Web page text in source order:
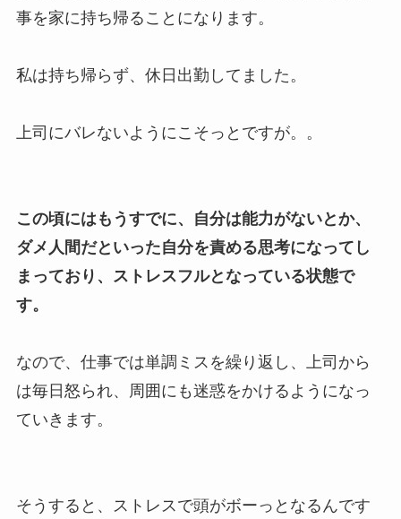
事を家に持ち帰ることになります。
私は持ち帰らず、休日出勤してました。
上司にバレないようにこそっとですが。。
この頃にはもうすでに、自分は能力がないとか、
ダメ人間だといった自分を責める思考になってし
まっており、ストレスフルとなっている状態で
す。
なので、仕事では単調ミスを繰り返し、上司から
は毎日怒られ、周囲にも迷惑をかけるようになっ
ていきます。
そうすると、ストレスで頭がボーっとなるんです